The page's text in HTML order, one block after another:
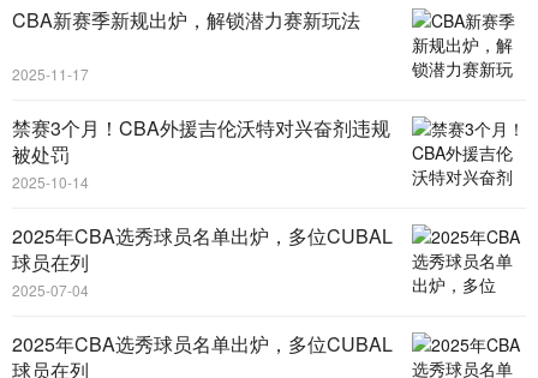
CBA新赛季新规出炉，解锁潜力赛新玩法
2025-11-17
禁赛3个月！CBA外援吉伦沃特对兴奋剂违规
被处罚
2025-10-14
2025年CBA选秀球员名单出炉，多位CUBAL
球员在列
2025-07-04
2025年CBA选秀球员名单出炉，多位CUBAL
球员在列